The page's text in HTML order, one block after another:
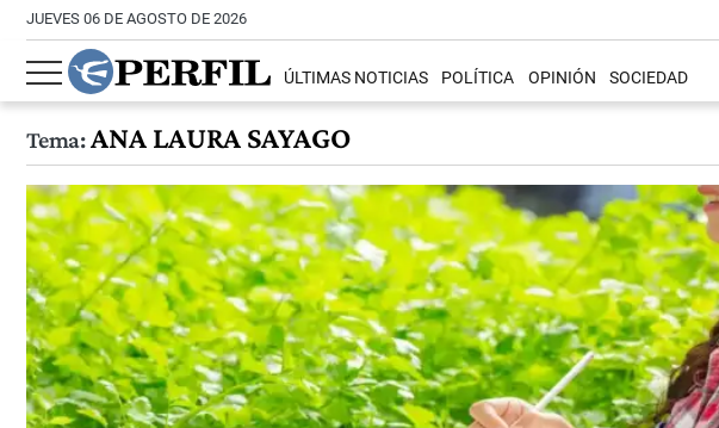
JUEVES 06 DE AGOSTO DE 2026
ÚLTIMAS NOTICIAS POLÍTICA OPINIÓN SOCIEDAD
Tema:ANA LAURA SAYAGO